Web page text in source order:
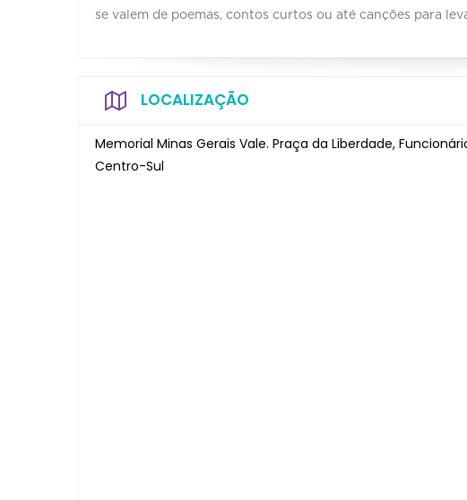
se valem de poemas, contos curtos ou até canções para
LOCALIZAÇÃO
Memorial Minas Gerais Vale. Praça da Liberdade,
Centro-Sul